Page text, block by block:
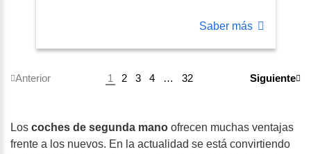
Saber más
Anterior 1 2 3 4 … 32 Siguiente
Los coches de segunda mano ofrecen muchas ventajas
frente a los nuevos. En la actualidad se está convirtiendo